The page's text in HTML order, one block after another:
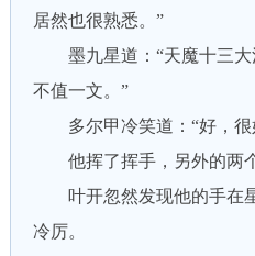
居然也很熟悉。”
墨九星道：“天魔十三大
不值一文。”
多尔甲冷笑道：“好，很
他挥了挥手，另外的两个
叶开忽然发现他的手在
冷厉。